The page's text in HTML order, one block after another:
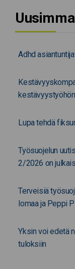
Adhd
kestävyystyöhön
Lupa tehdä
Työsuojelun
2/2026 on
Terveisiä
lomaa ja Peppi
Yksin voi edetä
tuloksiin